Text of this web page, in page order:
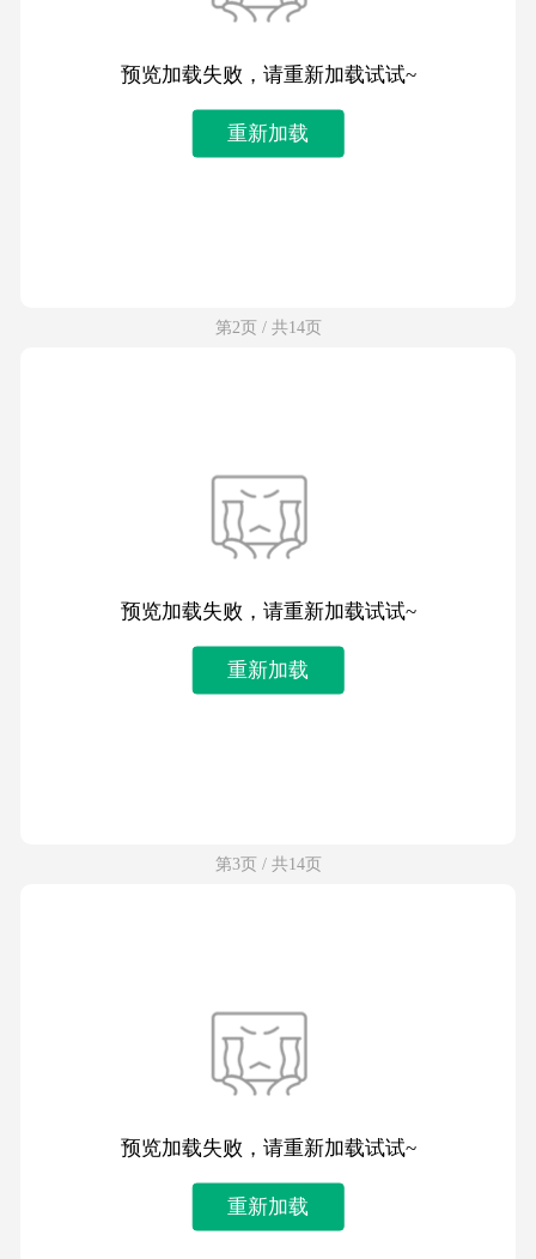
预览加载失败，请重新加载试试~
重新加载
第2页 / 共14页
预览加载失败，请重新加载试试~
重新加载
第3页 / 共14页
预览加载失败，请重新加载试试~
重新加载